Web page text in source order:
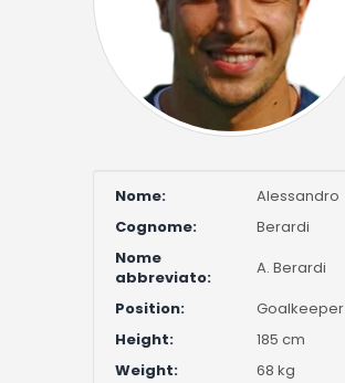
Nome:
Alessandro
Cognome:
Berardi
Nome
abbreviato:
A. Berardi
Position:
Goalkeeper
Height:
185 cm
Weight:
68 kg